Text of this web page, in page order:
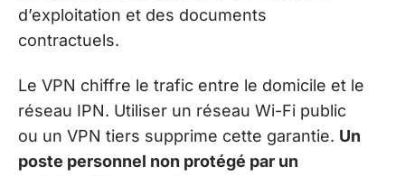
d’exploitation et des documents
contractuels.
Le VPN chiffre le trafic entre le domicile et le
réseau IPN. Utiliser un réseau Wi-Fi public
ou un VPN tiers supprime cette garantie. Un
poste personnel non protégé par un